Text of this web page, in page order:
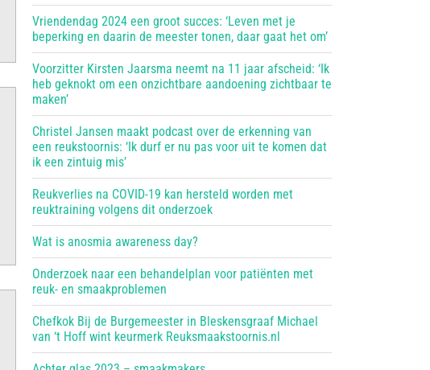
Vriendendag 2024 een groot succes: ‘Leven met je
beperking en daarin de meester tonen, daar gaat het om’
Voorzitter Kirsten Jaarsma neemt na 11 jaar afscheid: ‘Ik
heb geknokt om een onzichtbare aandoening zichtbaar te
maken’
Christel Jansen maakt podcast over de erkenning van
een reukstoornis: ‘Ik durf er nu pas voor uit te komen dat
ik een zintuig mis’
Reukverlies na COVID-19 kan hersteld worden met
reuktraining volgens dit onderzoek
Wat is anosmia awareness day?
Onderzoek naar een behandelplan voor patiënten met
reuk- en smaakproblemen
Chefkok Bij de Burgemeester in Bleskensgraaf Michael
van ‘t Hoff wint keurmerk Reuksmaakstoornis.nl